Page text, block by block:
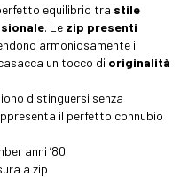
equilibrio tra stile
. Le zip presenti
armoniosamente il
un tocco di originalità
distinguersi senza
il perfetto connubio
anni ’80
a zip